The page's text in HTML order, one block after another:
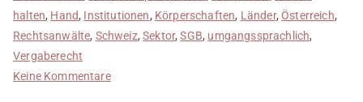
halten, Hand, Institutionen, Körperschaften, Länder,Österreich,
Rechtsanwälte, Schweiz,Sektor,SGB, umgangssprachlich,
Vergaberecht
Keine Kommentarezu